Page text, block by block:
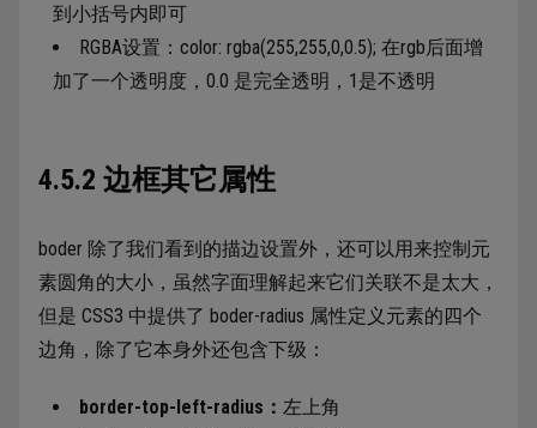
到小括号内即可
RGBA设置：color: rgba(255,255,0,0.5); 在rgb后面增
加了一个透明度，0.0 是完全透明，1是不透明
4.5.2 边框其它属性
boder 除了我们看到的描边设置外，还可以用来控制元
素圆角的大小，虽然字面理解起来它们关联不是太大，
但是 CSS3 中提供了 boder-radius 属性定义元素的四个
边角，除了它本身外还包含下级：
border-top-left-radius： 左上角